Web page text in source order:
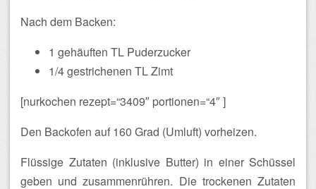
Nach dem Backen:
1 gehäuften TL Puderzucker
1/4 gestrichenen TL Zimt
[nurkochen rezept=“3409″ portionen=“4″ ]
Den Backofen auf 160 Grad (Umluft) vorheizen.
Flüssige Zutaten (inklusive Butter) in einer Schüssel
geben und zusammenrühren. Die trockenen Zutaten